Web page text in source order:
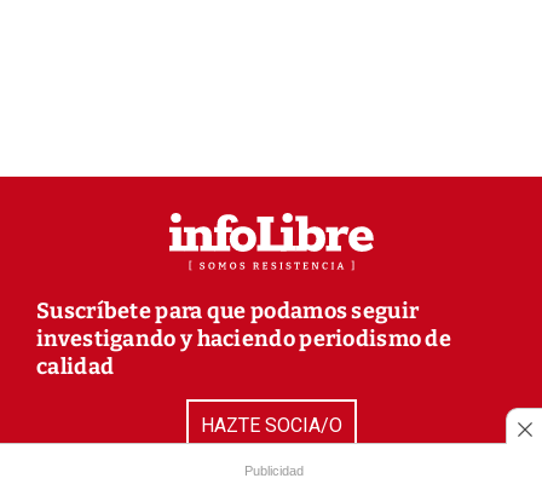
Publicidad
Suscríbete para que podamos seguir
investigando y haciendo periodismo de
calidad
HAZTE SOCIA/O